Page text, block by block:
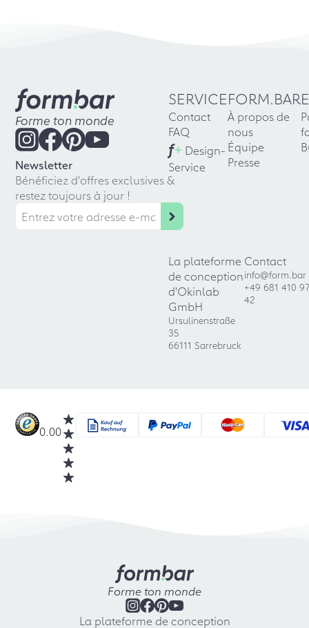
Forme ton monde
Newsletter
Bénéficiez d'offres exclusives &
restez toujours à jour !
SERVICE
Contact
FAQ
f+ Design-
Service
FORM.BAR
À propos de
nous
Équipe
Presse
La plateforme
de conception
d'Okinlab
GmbH
Ursulinenstraße
35
66111 Sarrebruck
Contact
info@form.bar
+49 681 410
42
0.00
Forme ton monde
La plateforme de conception